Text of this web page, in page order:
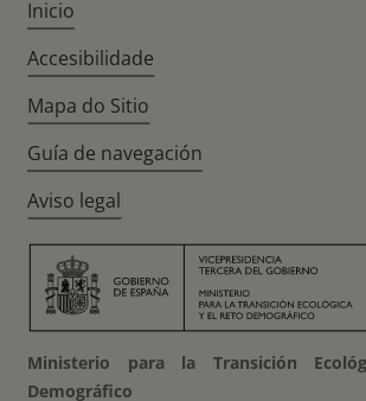
Inicio
Accesibilidade
Mapa do Sitio
Guía de navegación
Aviso legal
Ministerio para la Transición
Demográfico